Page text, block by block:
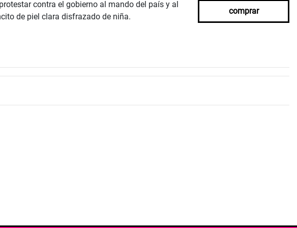
contra el gobierno al mando del país y al
de piel clara disfrazado de niña.
comprar